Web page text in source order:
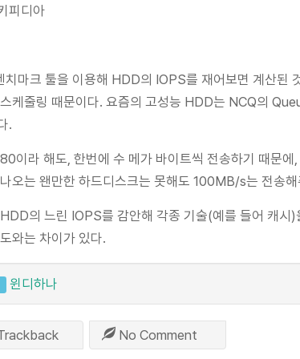
피디아
치마크 툴을 이용해 HDD의 IOPS를 재어보면 계산된
케줄링 때문이다. 요즘의 고성능 HDD는 NCQ의
.
이라 해도, 한번에 수 메가 바이트씩 전송하기 때문
오는 왠만한 하드디스크는 못해도 100MB/s는 전송해
의 느린 IOPS를 감안해 각종 기술(예를 들어 캐시
와는 차이가 있다.
윈디하나
No Comment